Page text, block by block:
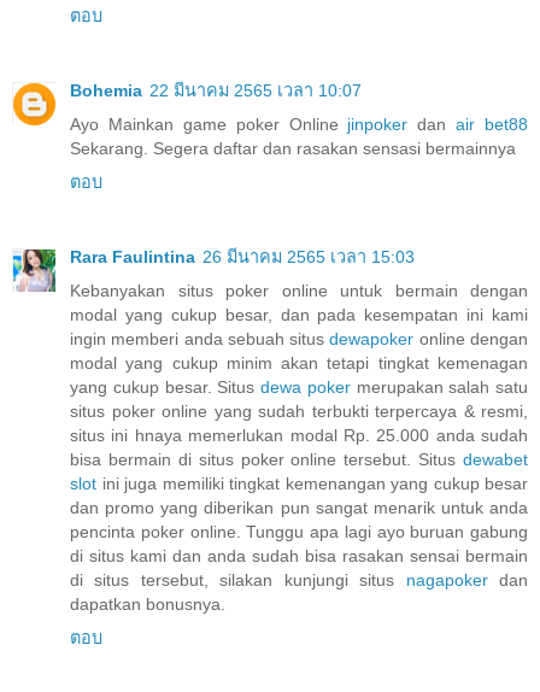
ตอบ
Bohemia 22 มีนาคม 2565 เวลา 10:07
Ayo Mainkan game poker Online jinpoker danair bet88
Sekarang. Segera daftar dan rasakan sensasi bermainnya
ตอบ
Rara Faulintina 26 มีนาคม 2565 เวลา 15:03
Kebanyakan situs poker online untuk bermain dengan
modal yang cukup besar, dan pada kesempatan ini kami
ingin memberi anda sebuah situsdewapoker online dengan
modal yang cukup minim akan tetapi tingkat kemenagan
yang cukup besar. Situs dewa pokermerupakan salah satu
situs poker online yang sudah terbukti terpercaya & resmi,
situs ini hnaya memerlukan modal Rp. 25.000 anda sudah
bisa bermain di situs poker online tersebut. Situs dewabet
slot ini juga memiliki tingkat kemenangan yang cukup besar
dan promo yang diberikan pun sangat menarik untuk anda
pencinta poker online. Tunggu apa lagi ayo buruan gabung
di situs kami dan anda sudah bisa rasakan sensai bermain
di situs tersebut, silakan kunjungi situs nagapokerdan
dapatkan bonusnya.
ตอบ